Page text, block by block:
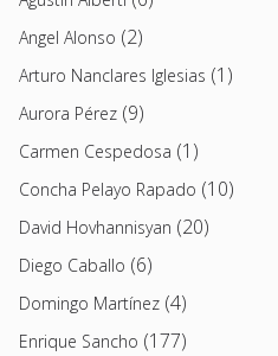
Angel Alonso (2)
Arturo Nanclares Iglesias (1)
Aurora Pérez (9)
Carmen Cespedosa (1)
Concha Pelayo Rapado (10)
David Hovhannisyan (20)
Diego Caballo (6)
Domingo Martínez (4)
Enrique Sancho (177)